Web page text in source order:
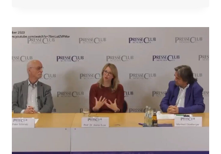
„PROTOCOALELE
TREBUIE
SĂ
LA
RENUNȚAREA
LA
OMS!”